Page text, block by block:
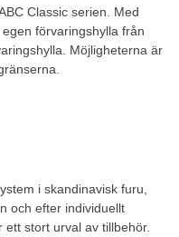
Classic serien. Med
förvaringshylla från
Möjligheterna är
i skandinavisk furu,
och efter individuellt
stort urval av tillbehör.